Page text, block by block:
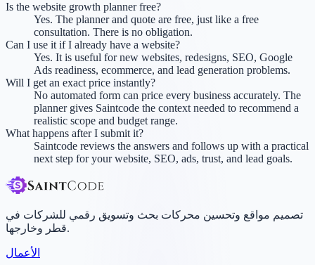
Is the website growth planner free?
Yes. The planner and quote are free, just like a free
consultation. There is no obligation.
Can I use it if I already have a website?
Yes. It is useful for new websites, redesigns, SEO, Google
Ads readiness, ecommerce, and lead generation problems.
Will I get an exact price instantly?
No automated form can price every business accurately. The
planner gives Saintcode the context needed to recommend a
realistic scope and budget range.
What happens after I submit it?
Saintcode reviews the answers and follows up with a practical
next step for your website, SEO, ads, trust, and lead goals.
تصميم مواقع وتحسين محركات بحث وتسويق رقمي للشركات في
قطر وخارجها.
الأعمال